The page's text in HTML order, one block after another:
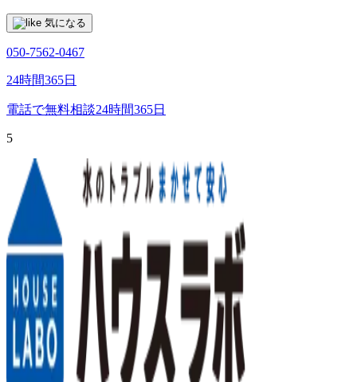
気になる
050-7562-0467
24時間365日
電話で無料相談24時間365日
5